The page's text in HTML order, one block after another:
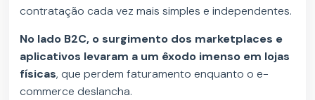
contratação cada vez mais simples e independentes.
No lado B2C, o surgimento dos marketplaces e
aplicativos levaram a um êxodo imenso em lojas
físicas, que perdem faturamento enquanto o e-
commerce deslancha.